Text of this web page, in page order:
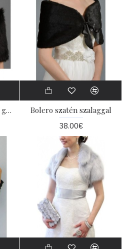
Bolero nagy gyönyörû gombokkal Bolero szatén szalaggal
38.00€